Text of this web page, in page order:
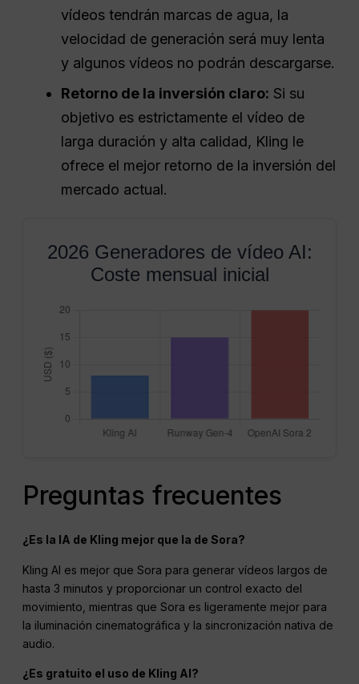
vídeos tendrán marcas de agua, la
velocidad de generación será muy lenta
y algunos vídeos no podrán descargarse.
Retorno de la inversión claro: Si su
objetivo es estrictamente el vídeo de
larga duración y alta calidad, Kling le
ofrece el mejor retorno de la inversión del
mercado actual.
2026 Generadores de vídeo AI:
Coste mensual inicial
Preguntas frecuentes
¿Es la IA de Kling mejor que la de Sora?
Kling AI es mejor que Sora para generar vídeos largos de
hasta 3 minutos y proporcionar un control exacto del
movimiento, mientras que Sora es ligeramente mejor para
la iluminación cinematográfica y la sincronización nativa de
audio.
¿Es gratuito el uso de Kling AI?